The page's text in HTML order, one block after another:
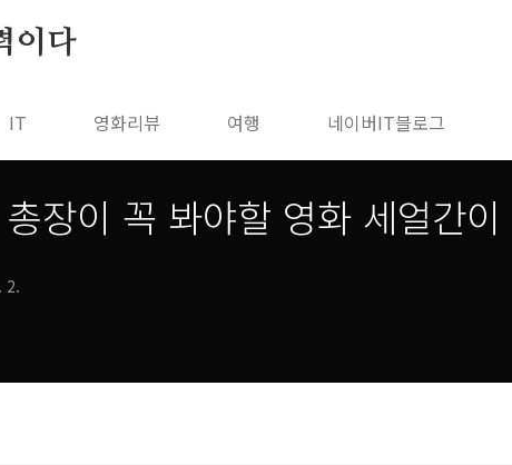
이다
IT 영화리뷰 여행 네이버IT블로그
장이 꼭 봐야할 영화 세얼간이
2.